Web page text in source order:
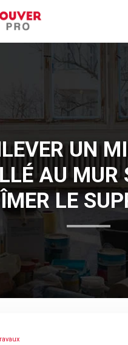
UN
AU MUR
LE